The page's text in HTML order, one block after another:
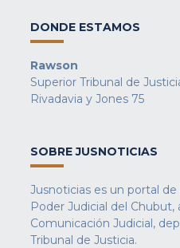
DONDE ESTAMOS
Rawson
Superior Tribunal de
Rivadavia y Jones 75
SOBRE JUSNOTICIAS
Jusnoticias es un portal
Poder Judicial del
Comunicación Judicial,
Tribunal de Justicia.